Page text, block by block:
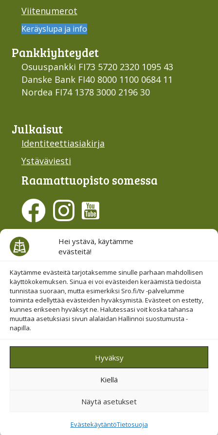
Hei ystävä, käytämme
evästeitä!
Käytämme evästeitä tarjotaksemme sinulle parhaan mahdollisen
käyttökokemuksen. Sinua ei voi evästeiden keräämistä tiedoista
tunnistaa suoraan, mutta esimerkiksi Sro.fi/tv -palvelumme
toiminta edellyttää evästeiden hyväksymistä. Evästeet on estetty,
kunnes erikseen hyväksyt ne. Halutessasi voit koska tahansa
muuttaa asetuksiasi sivun alalaidan Hallinnoi suostumusta -
napilla.
Hyväksy
Kiellä
Näytä asetukset
EvästekäytäntöTietosuoja
Viitenumerot
Keräyslupa ja info
Pankki­yhteydet
Osuuspankki FI73 5720 2320 1095 43
Danske Bank FI40 8000 1100 0684 11
Nordea FI74 1378 3000 2196 30
Julkaisut
Identiteettiasiakirja
Ystäväviesti
Raamattu­opisto somessa
Evästesuostumus
Hallinnoi evästeitä
Etsi sivuiltamme
© 2019-2026 Suomen Raamattuopiston Säätiö
Saavutettavuus huomioitu
Tietosuojajaehdot
Tietosuoja